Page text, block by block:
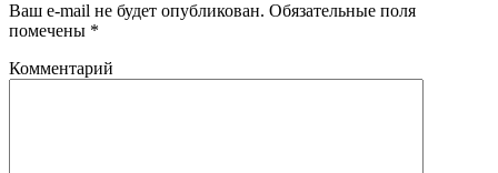
Ваш e-mail не будет опубликован. Обязательные поля
помечены *
Комментарий